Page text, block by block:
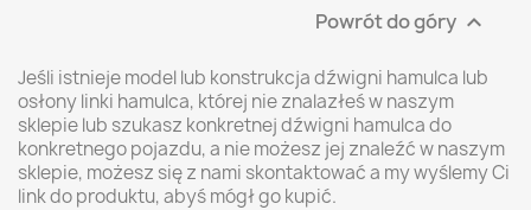
Powrót do góry 
Jeśli istnieje model lub konstrukcja dźwigni hamulca lub
osłony linki hamulca, której nie znalazłeś w naszym
sklepie lub szukasz konkretnej dźwigni hamulca do
konkretnego pojazdu, a nie możesz jej znaleźć w naszym
sklepie, możesz się z nami skontaktować a my wyślemy Ci
link do produktu, abyś mógł go kupić.